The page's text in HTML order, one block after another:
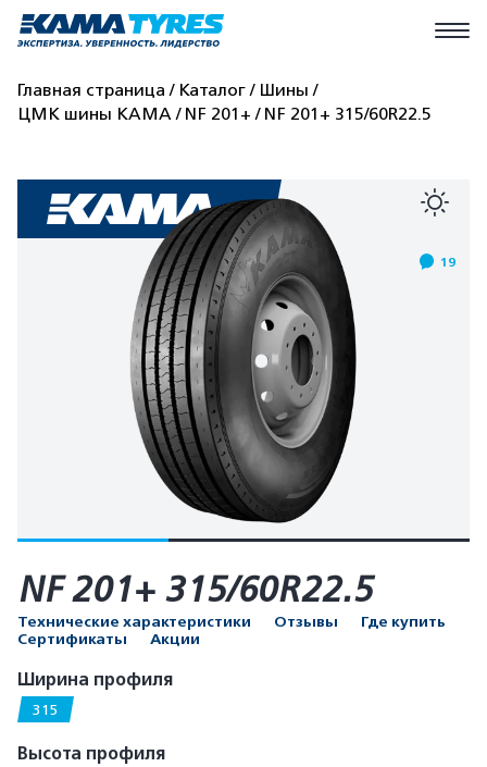
Главная страница Каталог
Шины
ЦМК шины КАМА
NF 201+ NF 201+ 315/60R22.5
19
NF 201+ 315/60R22.5
Технические характеристики Отзывы
Где купить
Сертификаты
Акции
Ширина профиля
315
Высота профиля